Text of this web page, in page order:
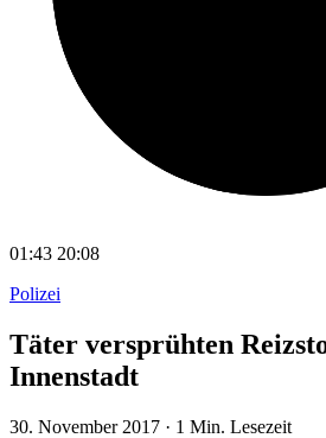
01:43 20:08
Polizei
Täter versprühten
Innenstadt
30. November 2017 · 1 Min. Lesezeit